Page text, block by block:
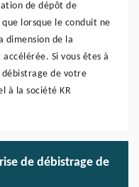
de dépôt de
lorsque le conduit ne
dimension de la
Si vous êtes à
débistrage de votre
à la société KR
de débistrage de